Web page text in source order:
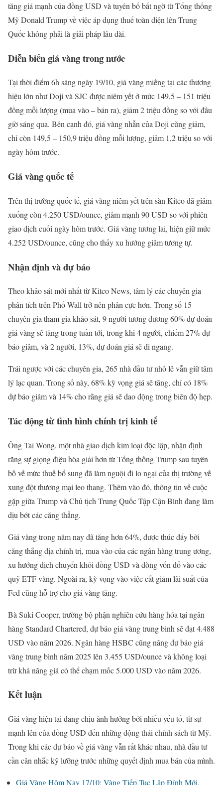
tăng giá mạnh của đồng USD và tuyên bố bất ngờ từ Tổng thống
Mỹ Donald Trump về việc áp dụng thuế toàn diện lên Trung
Quốc không phải là giải pháp lâu dài.
Diễn biến giá vàng trong nước
Tại thời điểm 6h sáng ngày 19/10, giá vàng miếng tại các thương
hiệu lớn như Doji và SJC được niêm yết ở mức 149,5 – 151 triệu
đồng mỗi lượng (mua vào – bán ra), giảm 2 triệu đồng so với đầu
giờ sáng qua. Bên cạnh đó, giá vàng nhẫn của Doji cũng giảm,
chỉ còn 149,5 – 150,9 triệu đồng mỗi lượng, giảm 1,2 triệu so với
ngày hôm trước.
Giá vàng quốc tế
Trên thị trường quốc tế, giá vàng niêm yết trên sàn Kitco đã giảm
xuống còn 4.250 USD/ounce, giảm mạnh 90 USD so với phiên
giao dịch cuối ngày hôm trước. Giá vàng tương lai, hiện giữ mức
4.252 USD/ounce, cũng cho thấy xu hướng giảm tương tự.
Nhận định và dự báo
Theo khảo sát mới nhất từ Kitco News, tâm lý các chuyên gia
phân tích trên Phố Wall trở nên phân cực hơn. Trong số 15
chuyên gia tham gia khảo sát, 9 người tương đương 60% dự đoán
giá vàng sẽ tăng trong tuần tới, trong khi 4 người, chiếm 27% dự
báo giảm, và 2 người, 13%, dự đoán giá sẽ đi ngang.
Trái ngược với các chuyên gia, 265 nhà đầu tư nhỏ lẻ vẫn giữ tâm
lý lạc quan. Trong số này, 68% kỳ vọng giá sẽ tăng, chỉ có 18%
dự báo giảm và 14% cho rằng giá sẽ dao động trong biên độ hẹp.
Tác động từ tình hình chính trị kinh tế
Ông Tai Wong, một nhà giao dịch kim loại độc lập, nhận định
rằng sự giọng điệu hòa giải hơn từ Tổng thống Trump sau tuyên
bố về mức thuế bổ sung đã làm nguội đi lo ngại của thị trường về
xung đột thương mại leo thang. Thêm vào đó, thông tin về cuộc
gặp giữa Trump và Chủ tịch Trung Quốc Tập Cận Bình đang làm
dịu bớt các căng thẳng.
Giá vàng trong năm nay đã tăng hơn 64%, được thúc đẩy bởi
căng thẳng địa chính trị, mua vào của các ngân hàng trung ương,
xu hướng dịch chuyển khỏi đồng USD và dòng vốn đổ vào các
quỹ ETF vàng. Ngoài ra, kỳ vọng vào việc cắt giảm lãi suất của
Fed cũng hỗ trợ cho giá vàng tăng.
Bà Suki Cooper, trưởng bộ phận nghiên cứu hàng hóa tại ngân
hàng Standard Chartered, dự báo giá vàng trung bình sẽ đạt 4.488
USD vào năm 2026. Ngân hàng HSBC cũng nâng dự báo giá
vàng trung bình năm 2025 lên 3.455 USD/ounce và không loại
trừ khả năng giá có thể chạm mốc 5.000 USD vào năm 2026.
Kết luận
Giá vàng hiện tại đang chịu ảnh hưởng bởi nhiều yếu tố, từ sự
mạnh lên của đồng USD đến những động thái chính sách từ Mỹ.
Trong khi các dự báo về giá vàng vẫn rất khác nhau, nhà đầu tư
cần cân nhắc kỹ lưỡng trước những quyết định mua bán của mình.
Giá Vàng Hôm Nay 17/10: Vàng Tiếp Tục Lập Đỉnh Mới,